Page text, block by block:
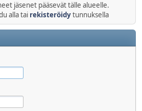
jäsenet pääsevät tälle alueelle.
alla tai rekisteröidytunnuksella